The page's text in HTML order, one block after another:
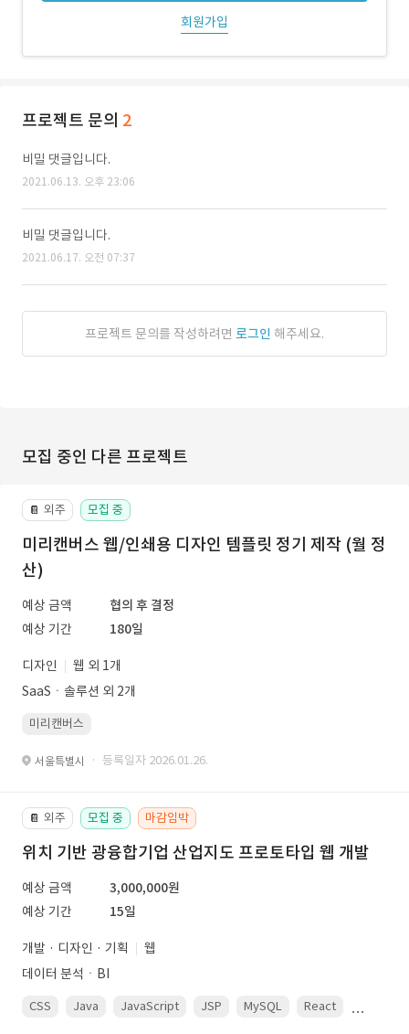
회원가입
프로젝트 문의 2
비밀 댓글입니다.
2021.06.13. 오후 23:06
비밀 댓글입니다.
2021.06.17. 오전 07:37
프로젝트 문의를 작성하려면 로그인 해주세요.
모집 중인 다른 프로젝트
📔 외주 모집 중
미리캔버스 웹/인쇄용 디자인 템플릿 정기 제작 (월 정
산)
예상 금액
협의 후 결정
예상 기간
180일
디자인
웹 외 1개
SaaSㆍ솔루션 외 2개
미리캔버스
서울특별시 · 등록일자 2026.01.26.
📔 외주 모집 중 마감임박
위치 기반 광융합기업 산업지도 프로토타입 웹 개발
예상 금액
3,000,000원
예상 기간
15일
개발 · 디자인 · 기획
웹
데이터 분석ㆍBI
CSS Java JavaScript JSP MySQL React